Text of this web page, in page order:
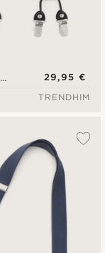
29,95 €
TRENDHIM